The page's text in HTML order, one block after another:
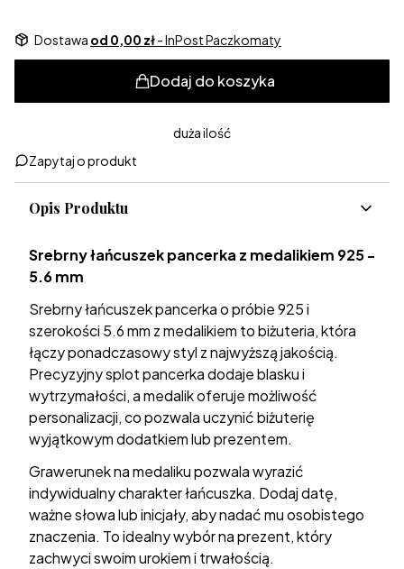
Dostawa od 0,00 zł- InPost Paczkomaty
Dodaj do koszyka
duża ilość
Zapytaj o produkt
Opis Produktu
Srebrny łańcuszek pancerka z medalikiem 925 -
5.6 mm
Srebrny łańcuszek pancerka o próbie 925 i
szerokości 5.6 mm z medalikiem to biżuteria, która
łączy ponadczasowy styl z najwyższą jakością.
Precyzyjny splot pancerka dodaje blasku i
wytrzymałości, a medalik oferuje możliwość
personalizacji, co pozwala uczynić biżuterię
wyjątkowym dodatkiem lub prezentem.
Grawerunek na medaliku pozwala wyrazić
indywidualny charakter łańcuszka. Dodaj datę,
ważne słowa lub inicjały, aby nadać mu osobistego
znaczenia. To idealny wybór na prezent, który
zachwyci swoim urokiem i trwałością.